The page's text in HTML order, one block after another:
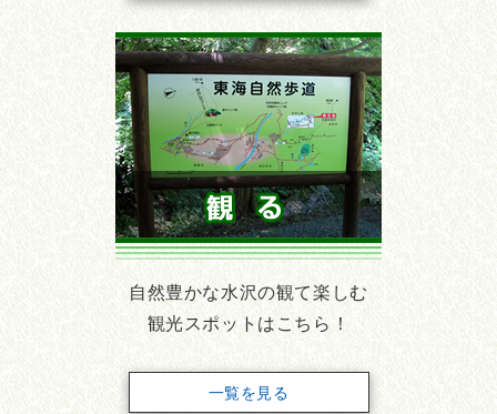
自然豊かな水沢の観て楽しむ
観光スポットはこちら！
一覧を見る